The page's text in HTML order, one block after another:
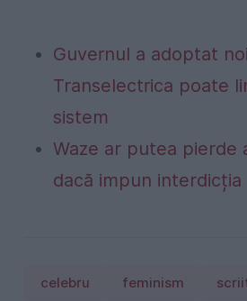
Guvernul a adoptat
Transelectrica poate
sistem
Waze ar putea pierde
dacă impun interdicția
celebru feminism